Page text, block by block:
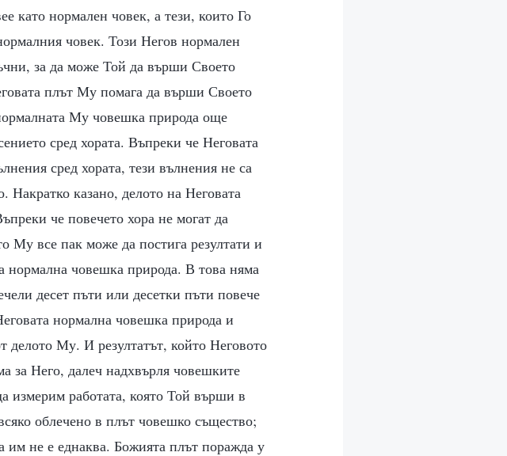
като нормален човек, а тези, които Го
човек. Този Негов нормален
за да може Той да върши Своето
плът Му помага да върши Своето
Му човешка природа още
сред хората. Въпреки че Неговата
сред хората, тези вълнения не са
Накратко казано, делото на Неговата
че повечето хора не могат да
Му все пак може да постига резултати и
нормална човешка природа. В това няма
десет пъти или десетки пъти повече
нормална човешка природа и
делото Му. И резултатът, който Неговото
за Него, далеч надхвърля човешките
измерим работата, която Той върши в
облечено в плът човешко същество;
не е еднаква. Божията плът поражда у